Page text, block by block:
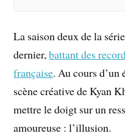
La saison deux de la
dernier,battant des
française. Au cours d’un
scène créative de Kyan
mettre le doigt sur un
amoureuse : l’illusion.